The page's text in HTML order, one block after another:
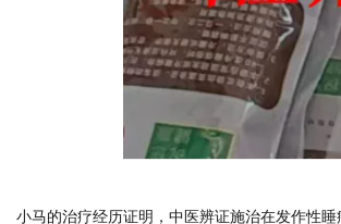
小马的治疗经历证明，中医辨证施治在发作性